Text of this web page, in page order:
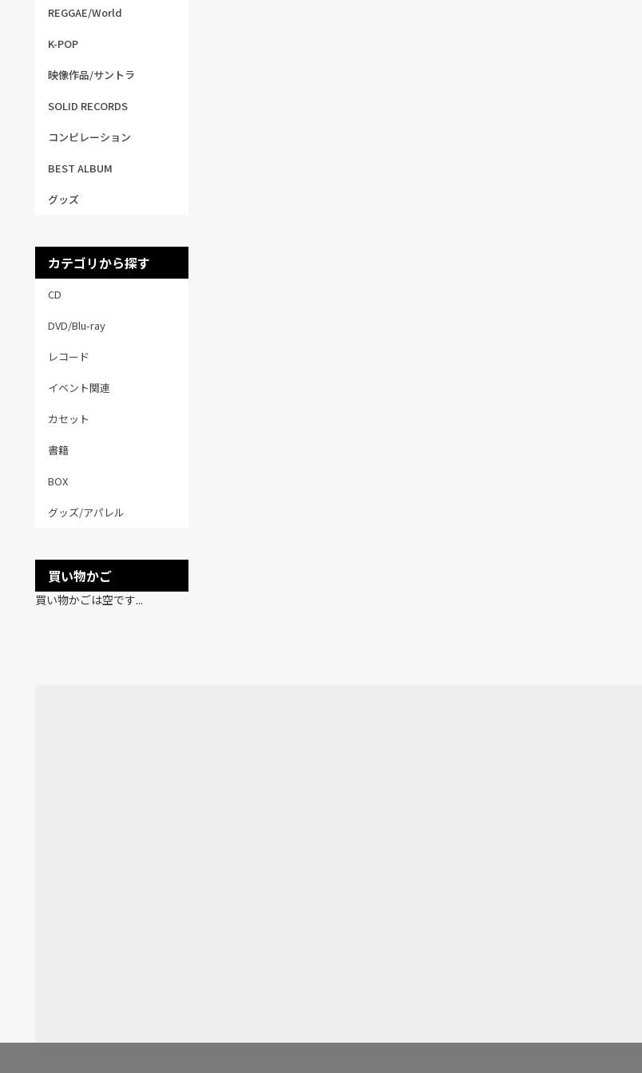
REGGAE/World
K-POP
映像作品/サントラ
SOLID RECORDS
コンピレーション
BEST ALBUM
グッズ
カテゴリから探す
CD
DVD/Blu-ray
レコード
イベント関連
カセット
書籍
BOX
グッズ/アパレル
買い物かご
買い物かごは空です...